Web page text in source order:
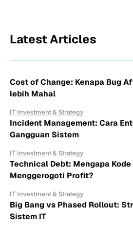
Latest Articles
Cost of Change: Kenapa Bug
lebih Mahal
IT Investment & Strategy
Incident Management: Cara
Gangguan Sistem
IT Investment & Strategy
Technical Debt: Mengapa
Menggerogoti Profit?
IT Investment & Strategy
Big Bang vs Phased Rollout:
Sistem IT